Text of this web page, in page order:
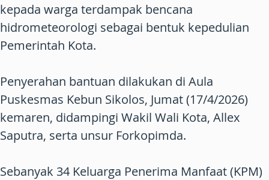
kepada warga terdampak bencana
hidrometeorologi sebagai bentuk kepedulian
Pemerintah Kota.
Penyerahan bantuan dilakukan di Aula
Puskesmas Kebun Sikolos, Jumat (17/4/2026)
kemaren, didampingi Wakil Wali Kota, Allex
Saputra, serta unsur Forkopimda.
Sebanyak 34 Keluarga Penerima Manfaat (KPM)